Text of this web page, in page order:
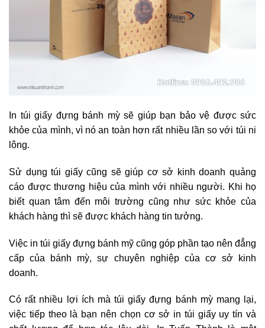
In túi giấy đựng bánh mỳ sẽ giúp bạn bảo vệ được sức
khỏe của mình, vì nó an toàn hơn rất nhiều lần so với túi ni
lông.
Sử dụng túi giấy cũng sẽ giúp cơ sở kinh doanh quảng
cáo được thương hiệu của mình với nhiều người. Khi họ
biết quan tâm đến môi trường cũng như sức khỏe của
khách hàng thì sẽ được khách hàng tin tưởng.
Việc in túi giấy đựng bánh mỹ cũng góp phần tạo nên đẳng
cấp của bánh mỳ, sự chuyên nghiệp của cơ sở kinh
doanh.
Có rất nhiều lợi ích mà túi giấy đựng bánh mỳ mang lại,
việc tiếp theo là bạn nên chọn cơ sở in túi giấy uy tín và